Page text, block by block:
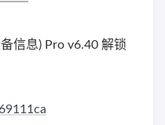
信息) Pro v6.40 解锁